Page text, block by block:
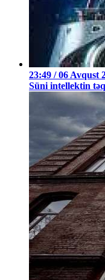
23:49 / 06 Avqust
Süni intellektin